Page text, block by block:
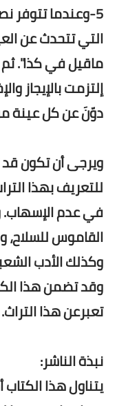
5-وعندما تتوفر
التي تتحدث عن
ماقيل في كذا".
إلتزمت بالإيجاز
دوّنَ عن كل عينة
ويرجى أن تكون
للتعريف بهذا
في عدم
القاموس للسلاح،
وكذلك الأدب
وقد تضمن هذا
تعبرعن هذا التراث.
نبذة الناشر:
يتناول هذا